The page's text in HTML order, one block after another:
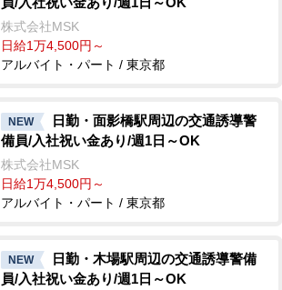
株式会社MSK
日給1万4,500円～
アルバイト・パート / 東京都
NEW
日勤・面影橋駅周辺の交通誘導警
備員/入社祝い金あり/週1日～OK
株式会社MSK
日給1万4,500円～
アルバイト・パート / 東京都
NEW
日勤・木場駅周辺の交通誘導警備
員/入社祝い金あり/週1日～OK